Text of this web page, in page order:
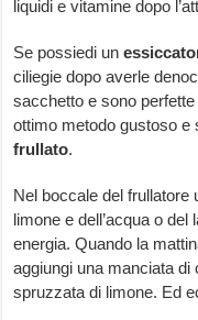
liquidi e vitamine dopo
Se possiedi un
ciliegie dopo averle
sacchetto e sono
ottimo metodo gustoso e
frullato.
Nel boccale del frullatore
limone e dell’acqua o
energia. Quando la
aggiungi una manciata di
spruzzata di limone. Ed